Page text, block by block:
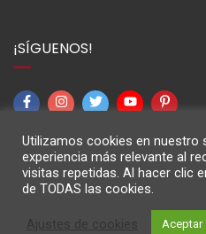
¡SÍGUENOS!
Utilizamos cookies en nuestro
experiencia más relevante al
visitas repetidas. Al hacer clic
de TODAS las cookies.
Aceptar